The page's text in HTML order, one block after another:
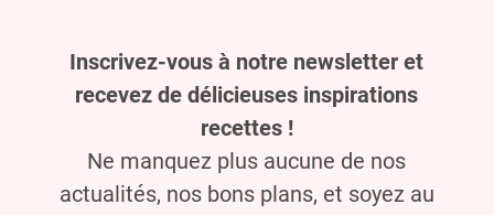
Inscrivez-vous à notre newsletter et
recevez de délicieuses inspirations
recettes !
Ne manquez plus aucune de nos
actualités, nos bons plans, et soyez au